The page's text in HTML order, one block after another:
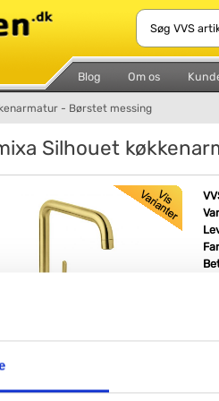
Blog Om os
- Børstet messing
Silhouet